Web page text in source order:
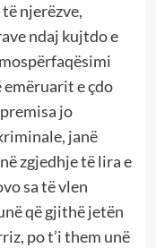
njerëzve,
ndaj kujtdo e
e çdo
jo
janë
zgjedhje të lira e
sa të vlen
që gjithë jetën
po t’i them unë